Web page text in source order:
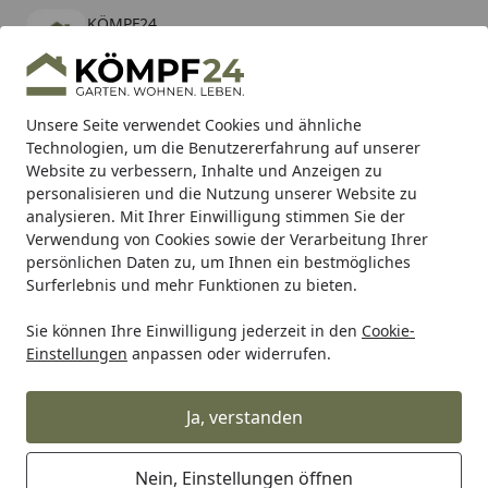
Unsere Seite verwendet Cookies und ähnliche
Technologien, um die Benutzererfahrung auf unserer
Website zu verbessern, Inhalte und Anzeigen zu
personalisieren und die Nutzung unserer Website zu
analysieren. Mit Ihrer Einwilligung stimmen Sie der
Verwendung von Cookies sowie der Verarbeitung Ihrer
persönlichen Daten zu, um Ihnen ein bestmögliches
Surferlebnis und mehr Funktionen zu bieten.
Sie können Ihre Einwilligung jederzeit in den Cookie-
Einstellungen anpassen oder widerrufen.
Ja, verstanden
Nein, Einstellungen öffnen
KÖMPF24
kostenlos - Im App Store
Hotline
Alle Produkte
Mein Konto
Suchen
Karibu Pools inkl. gratis Sandfilteranlage & Pool-
Starterset (Gesamtwert bis 468,99€)
Startseite
Ximax Ximax Design-Heizkörper Ximax Raumheizkörper
Ximax Raumheizkörper ERUPTO